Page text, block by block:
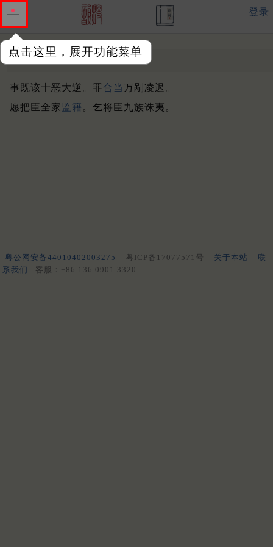
点击这里，展开功能菜单
登录
麻郎儿 元 · 郑德辉
事既该十恶大逆。罪合当万剐凌迟。
愿把臣全家 监籍 。乞将臣九族诛夷。
粤公网安备44010402003275 粤ICP备17077571号 关于本站
联
系我们
客服：+86 136 0901 3320